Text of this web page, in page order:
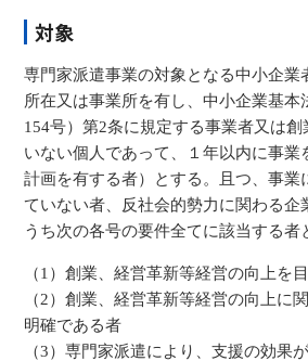
対象
専門家派遣事業の対象となる中小企業
所在又は事業所を有し、中小企業基本
154号）第2条に規定する事業者又は
いない個人であって、１年以内に事業
計画を有する者）とする。且つ、事業
ていない者、反社会的勢力に関わる企
うち次の各号の要件全てに該当する者
（1）創業、経営革新等経営の向上を
（2）創業、経営革新等経営の向上に
明確である者
（3）専門家派遣により、支援の効果